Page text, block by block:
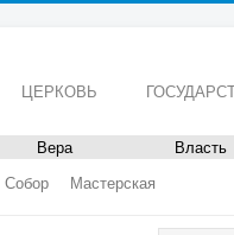
ЦЕРКОВЬ
Вера Власть
Собор Мастерская